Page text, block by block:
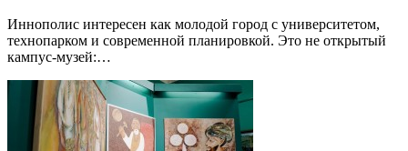
Иннополис интересен как молодой город с университетом,
технопарком и современной планировкой. Это не открытый
кампус-музей:…